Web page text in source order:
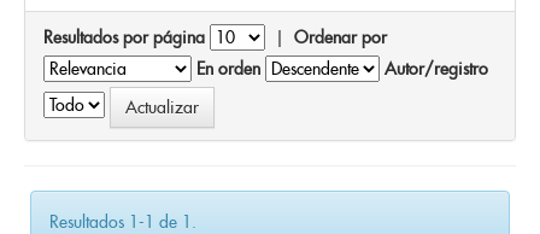
Resultados por página | Ordenar por
En orden
Autor/registro
Resultados 1-1 de 1.